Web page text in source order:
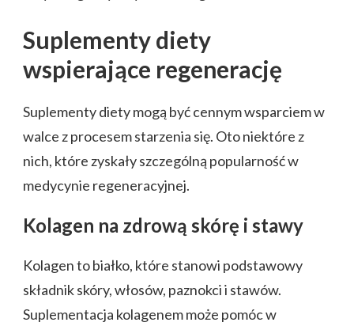
Suplementy diety
wspierające regenerację
Suplementy diety mogą być cennym wsparciem w
walce z procesem starzenia się. Oto niektóre z
nich, które zyskały szczególną popularność w
medycynie regeneracyjnej.
Kolagen na zdrową skórę i stawy
Kolagen to białko, które stanowi podstawowy
składnik skóry, włosów, paznokci i stawów.
Suplementacja kolagenem może pomóc w